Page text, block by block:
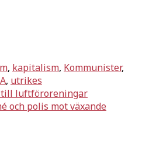
, kapitalism, Kommunister,
, utrikes
till luftföroreningar
och polis mot växande